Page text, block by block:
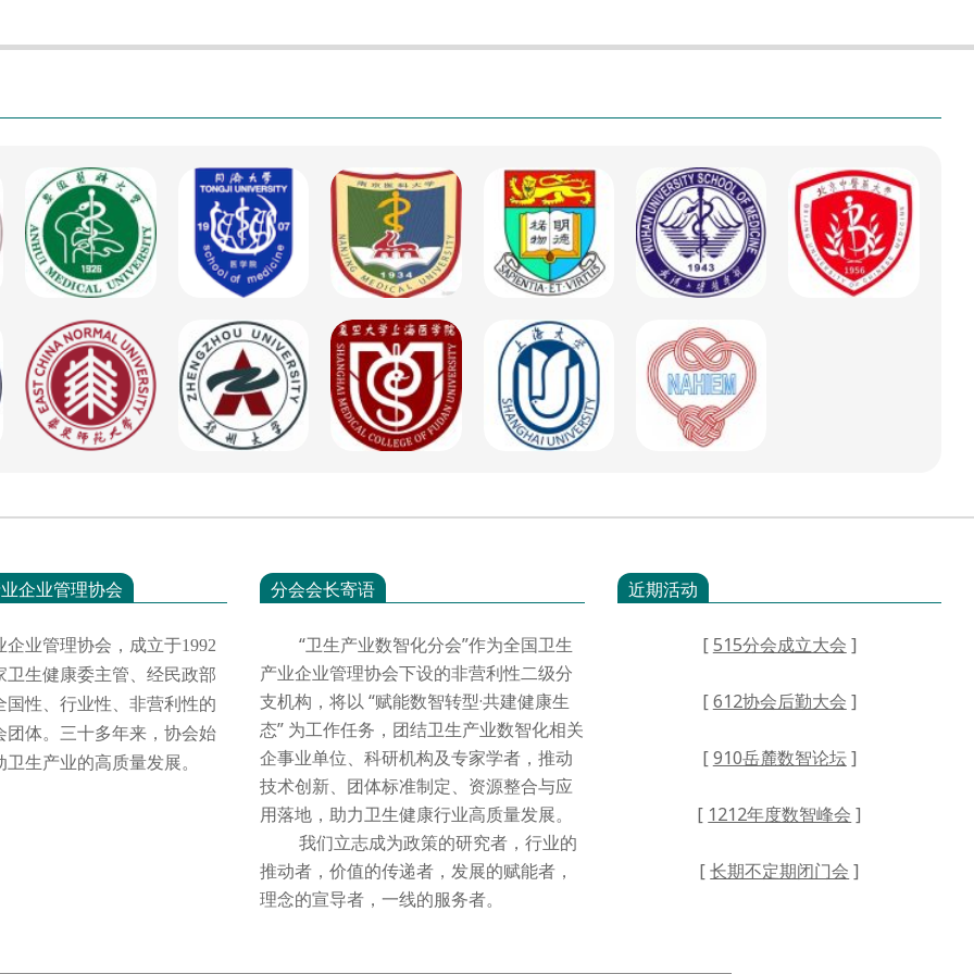
企业管理协会
企业管理协会，成立于1992
卫生健康委主管、经民政部
国性、行业性、非营利性的
团体。三十多年来，协会始
生产业的高质量发展。
分会会长寄语
“卫生产业数智化分会”作为全国卫生
产业企业管理协会下设的非营利性二级分
支机构，将以 “赋能数智转型·共建健康生
态” 为工作任务，团结卫生产业数智化相关
企事业单位、科研机构及专家学者，推动
技术创新、团体标准制定、资源整合与应
用落地，助力卫生健康行业高质量发展。
我们立志成为政策的研究者，行业的
推动者，价值的传递者，发展的赋能者，
理念的宣导者，一线的服务者。
近期活动
[515分会成立大会 ]
[612协会后勤大会 ]
[910岳麓数智论坛]
[ 1212年度数智峰会 ]
[长期不定期闭门会 ]